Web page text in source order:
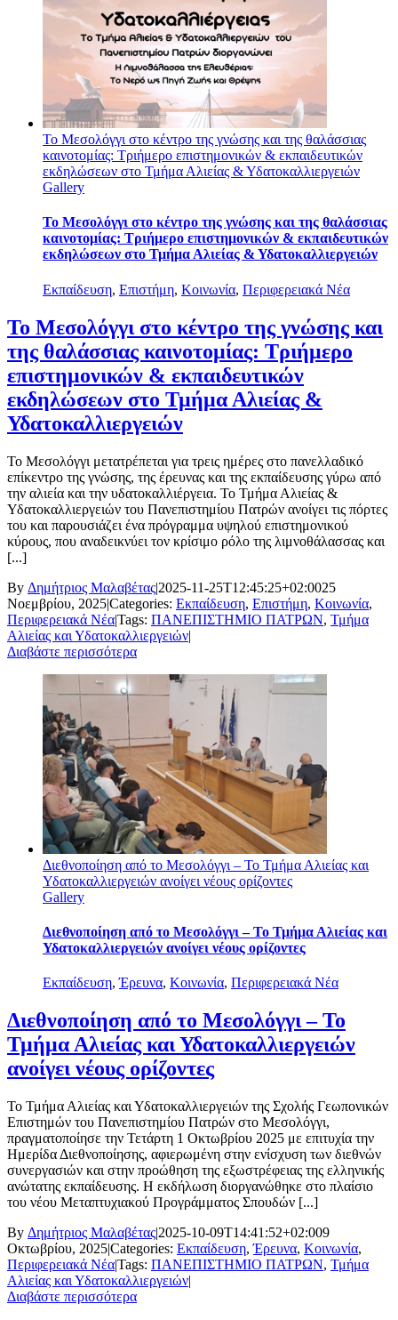
Το Μεσολόγγι στο κέντρο της γνώσης και της θαλάσσιας
καινοτομίας: Τριήμερο επιστημονικών & εκπαιδευτικών
εκδηλώσεων στο Τμήμα Αλιείας & Υδατοκαλλιεργειών
Gallery
Το Μεσολόγγι στο κέντρο της γνώσης και της θαλάσσιας
καινοτομίας: Τριήμερο επιστημονικών & εκπαιδευτικών
εκδηλώσεων στο Τμήμα Αλιείας & Υδατοκαλλιεργειών
Εκπαίδευση, Επιστήμη, Κοινωνία, Περιφερειακά Νέα
Το Μεσολόγγι στο κέντρο της γνώσης και
της θαλάσσιας καινοτομίας: Τριήμερο
επιστημονικών & εκπαιδευτικών
εκδηλώσεων στο Τμήμα Αλιείας &
Υδατοκαλλιεργειών
Το Μεσολόγγι μετατρέπεται για τρεις ημέρες στο πανελλαδικό
επίκεντρο της γνώσης, της έρευνας και της εκπαίδευσης γύρω από
την αλιεία και την υδατοκαλλιέργεια. Το Τμήμα Αλιείας &
Υδατοκαλλιεργειών του Πανεπιστημίου Πατρών ανοίγει τις πόρτες
του και παρουσιάζει ένα πρόγραμμα υψηλού επιστημονικού
κύρους, που αναδεικνύει τον κρίσιμο ρόλο της λιμνοθάλασσας και
[...]
By Δημήτριος Μαλαβέτας|2025-11-25T12:45:25+02:0025
Νοεμβρίου, 2025|Categories: Εκπαίδευση, Επιστήμη, Κοινωνία,
Περιφερειακά Νέα|Tags: ΠΑΝΕΠΙΣΤΗΜΙΟ ΠΑΤΡΩΝ, Τμήμα
Αλιείας και Υδατοκαλλιεργειών|
Διαβάστε περισσότερα
Διεθνοποίηση από το Μεσολόγγι – Το Τμήμα Αλιείας και
Υδατοκαλλιεργειών ανοίγει νέους ορίζοντες
Gallery
Διεθνοποίηση από το Μεσολόγγι – Το Τμήμα Αλιείας και
Υδατοκαλλιεργειών ανοίγει νέους ορίζοντες
Εκπαίδευση,Έρευνα, Κοινωνία, Περιφερειακά Νέα
Διεθνοποίηση από το Μεσολόγγι – Το
Τμήμα Αλιείας και Υδατοκαλλιεργειών
ανοίγει νέους ορίζοντες
Το Τμήμα Αλιείας και Υδατοκαλλιεργειών της Σχολής Γεωπονικών
Επιστημών του Πανεπιστημίου Πατρών στο Μεσολόγγι,
πραγματοποίησε την Τετάρτη 1 Οκτωβρίου 2025 με επιτυχία την
Ημερίδα Διεθνοποίησης, αφιερωμένη στην ενίσχυση των διεθνών
συνεργασιών και στην προώθηση της εξωστρέφειας της ελληνικής
ανώτατης εκπαίδευσης. Η εκδήλωση διοργανώθηκε στο πλαίσιο
του νέου Μεταπτυχιακού Προγράμματος Σπουδών [...]
By Δημήτριος Μαλαβέτας|2025-10-09T14:41:52+02:009
Οκτωβρίου, 2025|Categories: Εκπαίδευση,Έρευνα, Κοινωνία,
Περιφερειακά Νέα|Tags: ΠΑΝΕΠΙΣΤΗΜΙΟ ΠΑΤΡΩΝ, Τμήμα
Αλιείας και Υδατοκαλλιεργειών|
Διαβάστε περισσότερα